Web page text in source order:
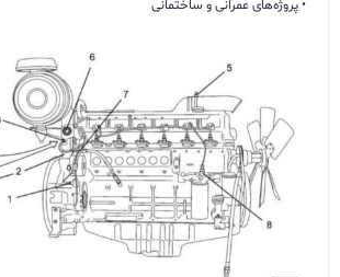
• پروژه‌های عمرانی و ساختمانی